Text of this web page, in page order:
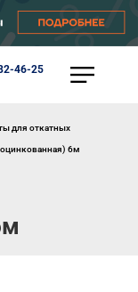
46-25
для откатных
6м